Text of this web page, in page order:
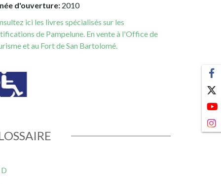
d'ouverture: 2010
ici les livres spécialisés sur les
de Pampelune. En vente à l'Office de
et au Fort de San Bartolomé.